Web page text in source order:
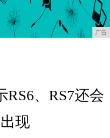
广告
RS6、RS7还会
现